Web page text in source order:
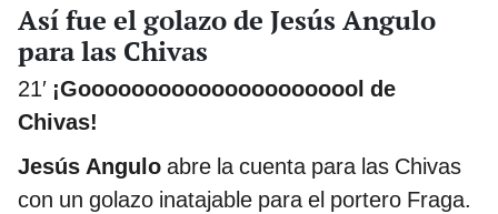
Así fue el golazo de Jesús Angulo
para las Chivas
21′ ¡Goooooooooooooooooooool de
Chivas!
Jesús Angulo abre la cuenta para las Chivas
con un golazo inatajable para el portero Fraga.